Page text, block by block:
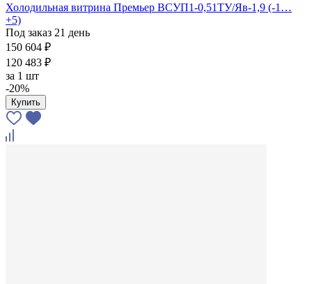
Холодильная витрина Премьер ВСУП1-0,51ТУ/Яв-1,9 (-1…
+5)
Под заказ 21 день
150 604 ₽
120 483 ₽
за 1 шт
-20%
Купить